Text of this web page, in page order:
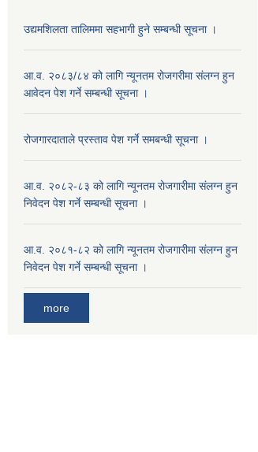
उद्यमशिलता तालिममा सहभागी हुने सम्बन्धी सूचना ।
आ.व. २०८३/८४ को लागि न्यूनतम रोजगरीमा संलग्न हुन
आवेदन पेश गर्ने सम्बन्धी सूचना ।
रोजगारदाताले प्रस्ताव पेश गर्ने समबन्धी सूचना ।
आ.व. २०८२-८३ को लागि न्यूनतम रोजगारीमा संलग्न हुन
निवेदन पेश गर्ने सम्बन्धी सूचना ।
आ.व. २०८१-८२ को लागि न्यूनतम रोजगारीमा संलग्न हुन
निवेदन पेश गर्ने सम्बन्धी सूचना ।
more